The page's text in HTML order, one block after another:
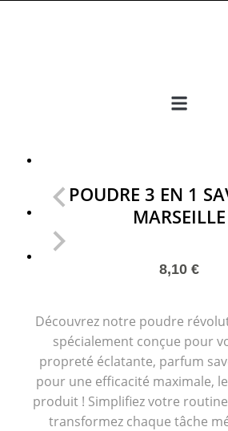
POUDRE 3 EN 1
MARSEILLE
8,10 €
Découvrez notre poudre
spécialement conçue pour
propreté éclatante, parfum
pour une efficacité maximale,
produit ! Simplifiez votre
transformez chaque tâche